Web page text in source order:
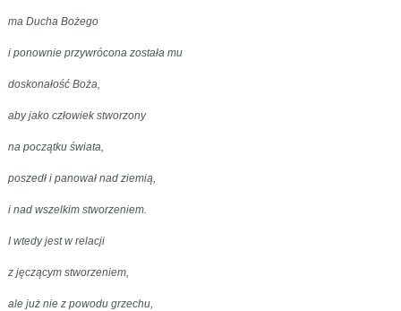
ma Ducha Bożego
i ponownie przywrócona została mu
doskonałość Boża,
aby jako człowiek stworzony
na początku świata,
poszedł i panował nad ziemią,
i nad wszelkim stworzeniem.
I wtedy jest w relacji
z jęczącym stworzeniem,
ale już nie z powodu grzechu,